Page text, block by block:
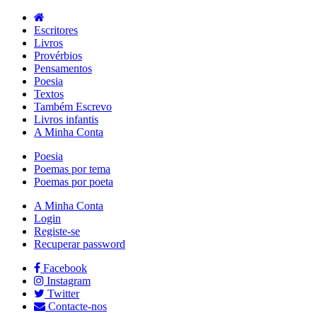
Escritores
Livros
Provérbios
Pensamentos
Poesia
Textos
Também Escrevo
Livros infantis
A Minha Conta
Poesia
Poemas por tema
Poemas por poeta
A Minha Conta
Login
Registe-se
Recuperar password
Facebook
Instagram
Twitter
Contacte-nos